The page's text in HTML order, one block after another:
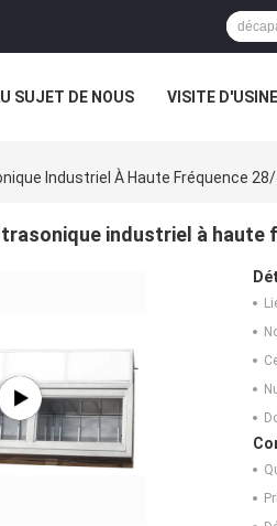
SUJET DE NOUS VISITE D'USINE
Industriel À Haute Fréquence
industriel à